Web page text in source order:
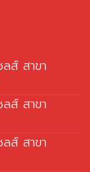
ส์ สาขา
ส์ สาขา
ส์ สาขา